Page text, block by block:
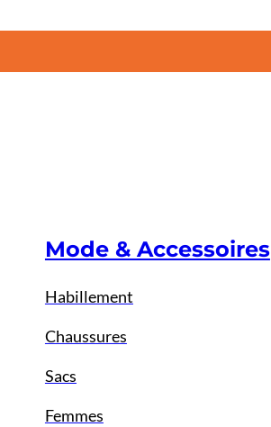
Mode & Accessoires
Habillement
Chaussures
Sacs
Femmes